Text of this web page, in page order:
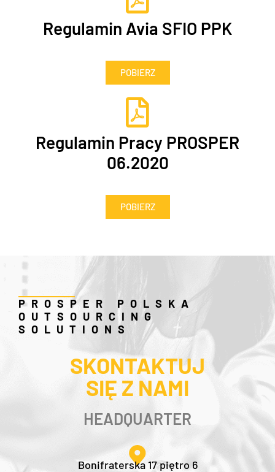
Regulamin Avia SFIO PPK
POBIERZ
Regulamin Pracy PROSPER
06.2020
POBIERZ
PROSPER POLSKA
OUTSOURCING
SOLUTIONS
SKONTAKTUJ
SIĘ Z NAMI
HEADQUARTER
Bonifraterska 17 piętro 6